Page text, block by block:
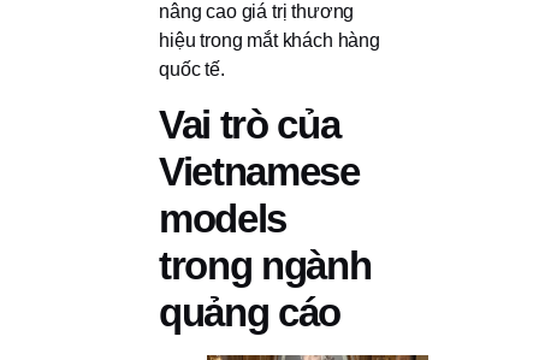
nâng cao giá trị thương
hiệu trong mắt khách hàng
quốc tế.
Vai trò của
Vietnamese
models
trong ngành
quảng cáo